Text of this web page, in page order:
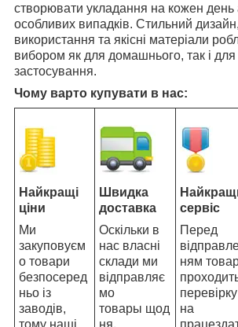
створювати укладання на кожен день
особливих випадків. Стильний
використання та якісні матеріали
вибором як для домашнього, так і
застосування.
Чому варто купувати в нас:
Найкращі
ціни
Ми
закуповуєм
о товари
безпосеред
ньо із
заводів,
тому наші
Швидка
доставка
Оскільки в
нас власні
склади ми
відправляє
мо
товары щод
ня.
сервіс
Перед
ням
перевірку
на